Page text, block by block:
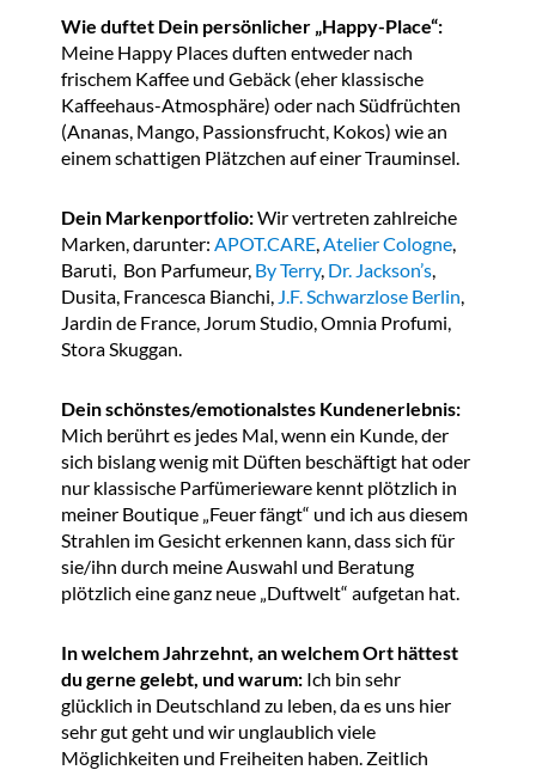
Wie duftet Dein persönlicher „Happy-Place“:
Meine Happy Places duften entweder nach
frischem Kaffee und Gebäck (eher klassische
Kaffeehaus-Atmosphäre) oder nach Südfrüchten
(Ananas, Mango, Passionsfrucht, Kokos) wie an
einem schattigen Plätzchen auf einer Trauminsel.
Dein Markenportfolio:Wir vertreten zahlreiche
Marken, darunter:APOT.CARE,Atelier Cologne,
Baruti, Bon Parfumeur, By Terry, Dr. Jackson’s,
Dusita, Francesca Bianchi, J.F. Schwarzlose Berlin,
Jardin de France, Jorum Studio, Omnia Profumi,
Stora Skuggan.
Dein schönstes/emotionalstes Kundenerlebnis:
Mich berührt es jedes Mal, wenn ein Kunde, der
sich bislang wenig mit Düften beschäftigt hat oder
nur klassische Parfümerieware kennt plötzlich in
meiner Boutique „Feuer fängt“ und ich aus diesem
Strahlen im Gesicht erkennen kann, dass sich für
sie/ihn durch meine Auswahl und Beratung
plötzlich eine ganz neue „Duftwelt“ aufgetan hat.
In welchem Jahrzehnt, an welchem Ort hättest
du gerne gelebt, und warum: Ich bin sehr
glücklich in Deutschland zu leben, da es uns hier
sehr gut geht und wir unglaublich viele
Möglichkeiten und Freiheiten haben. Zeitlich